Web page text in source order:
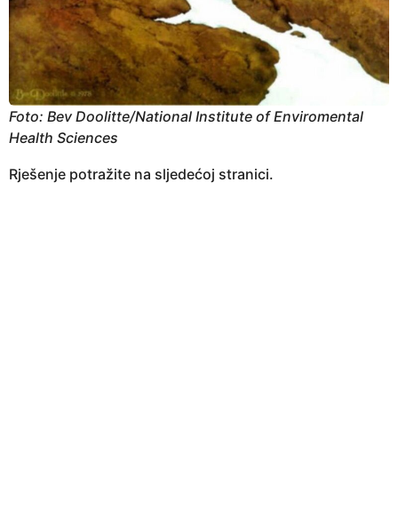
Foto: Bev Doolitte/National Institute of Enviromental
Health Sciences
Rješenje potražite na sljedećoj stranici.